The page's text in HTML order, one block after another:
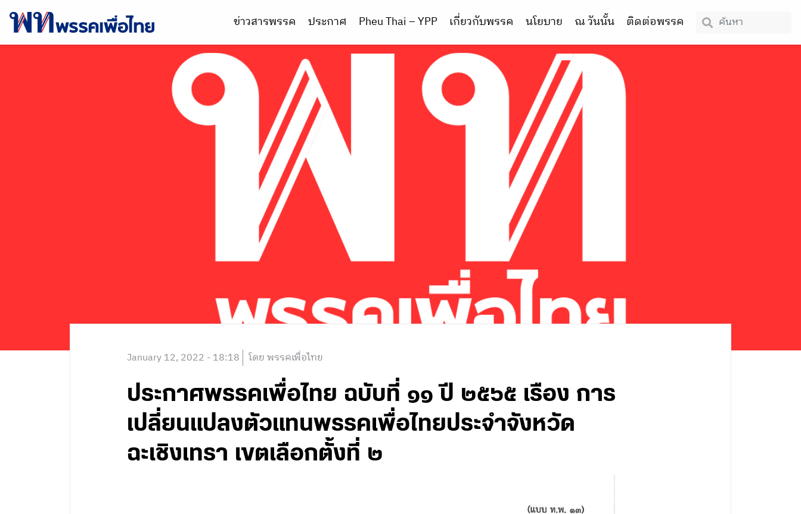
ข่าวสารพรรค ประกาศ Pheu Thai – YPP เกี่ยวกับพรรค นโยบาย ณ วันนั้น ติดต่อพรรค
January 12, 2022 - 18:18 โดย พรรคเพื่อไทย
ประกาศพรรคเพื่อไทย ฉบับที่ ๑๑ ปี ๒๕๖๕ เรือง การ
เปลี่ยนแปลงตัวแทนพรรคเพื่อไทยประจำจังหวัด
ฉะเชิงเทรา เขตเลือกตั้งที่ ๒